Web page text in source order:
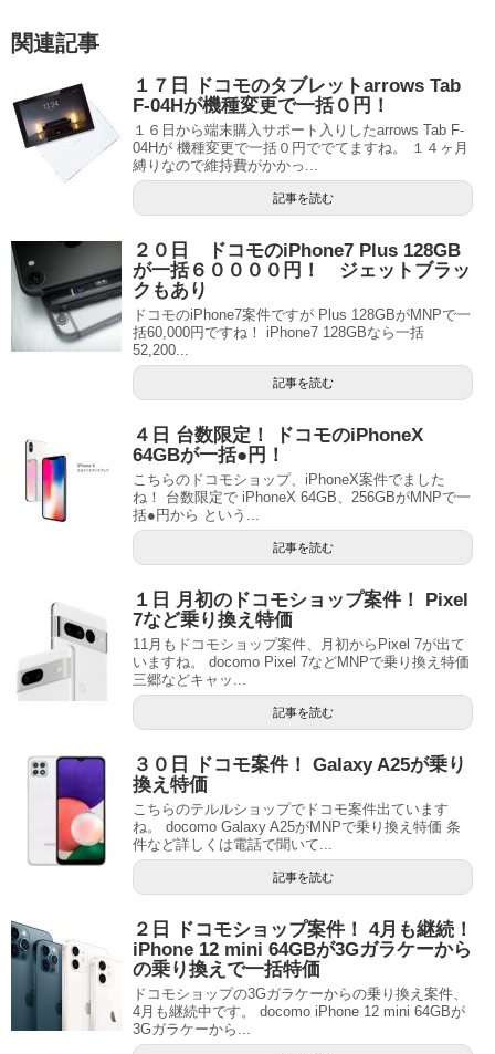
関連記事
１７日 ドコモのタブレットarrows Tab
F-04Hが機種変更で一括０円！
１６日から端末購入サポート入りしたarrows Tab F-
04Hが 機種変更で一括０円ででてますね。 １４ヶ月
縛りなので維持費がかかっ...
記事を読む
２０日 ドコモのiPhone7 Plus 128GB
が一括６００００円！ ジェットブラッ
クもあり
ドコモのiPhone7案件ですが Plus 128GBがMNPで一
括60,000円ですね！ iPhone7 128GBなら一括
52,200...
記事を読む
４日 台数限定！ ドコモのiPhoneX
64GBが一括●円！
こちらのドコモショップ、iPhoneX案件でました
ね！ 台数限定で iPhoneX 64GB、256GBがMNPで一
括●円から という...
記事を読む
１日 月初のドコモショップ案件！ Pixel
7など乗り換え特価
11月もドコモショップ案件、月初からPixel 7が出て
いますね。 docomo Pixel 7などMNPで乗り換え特価
三郷などキャッ...
記事を読む
３０日 ドコモ案件！ Galaxy A25が乗り
換え特価
こちらのテルルショップでドコモ案件出ています
ね。 docomo Galaxy A25がMNPで乗り換え特価 条
件など詳しくは電話で聞いて...
記事を読む
２日 ドコモショップ案件！ 4月も継続！
iPhone 12 mini 64GBが3Gガラケーから
の乗り換えで一括特価
ドコモショップの3Gガラケーからの乗り換え案件、
4月も継続中です。 docomo iPhone 12 mini 64GBが
3Gガラケーから...